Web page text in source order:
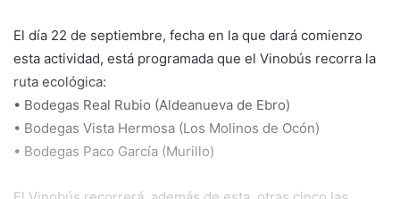
El día 22 de septiembre, fecha en la que dará comienzo
esta actividad, está programada que el Vinobús recorra la
ruta ecológica:
• Bodegas Real Rubio (Aldeanueva de Ebro)
• Bodegas Vista Hermosa (Los Molinos de Ocón)
• Bodegas Paco García (Murillo)